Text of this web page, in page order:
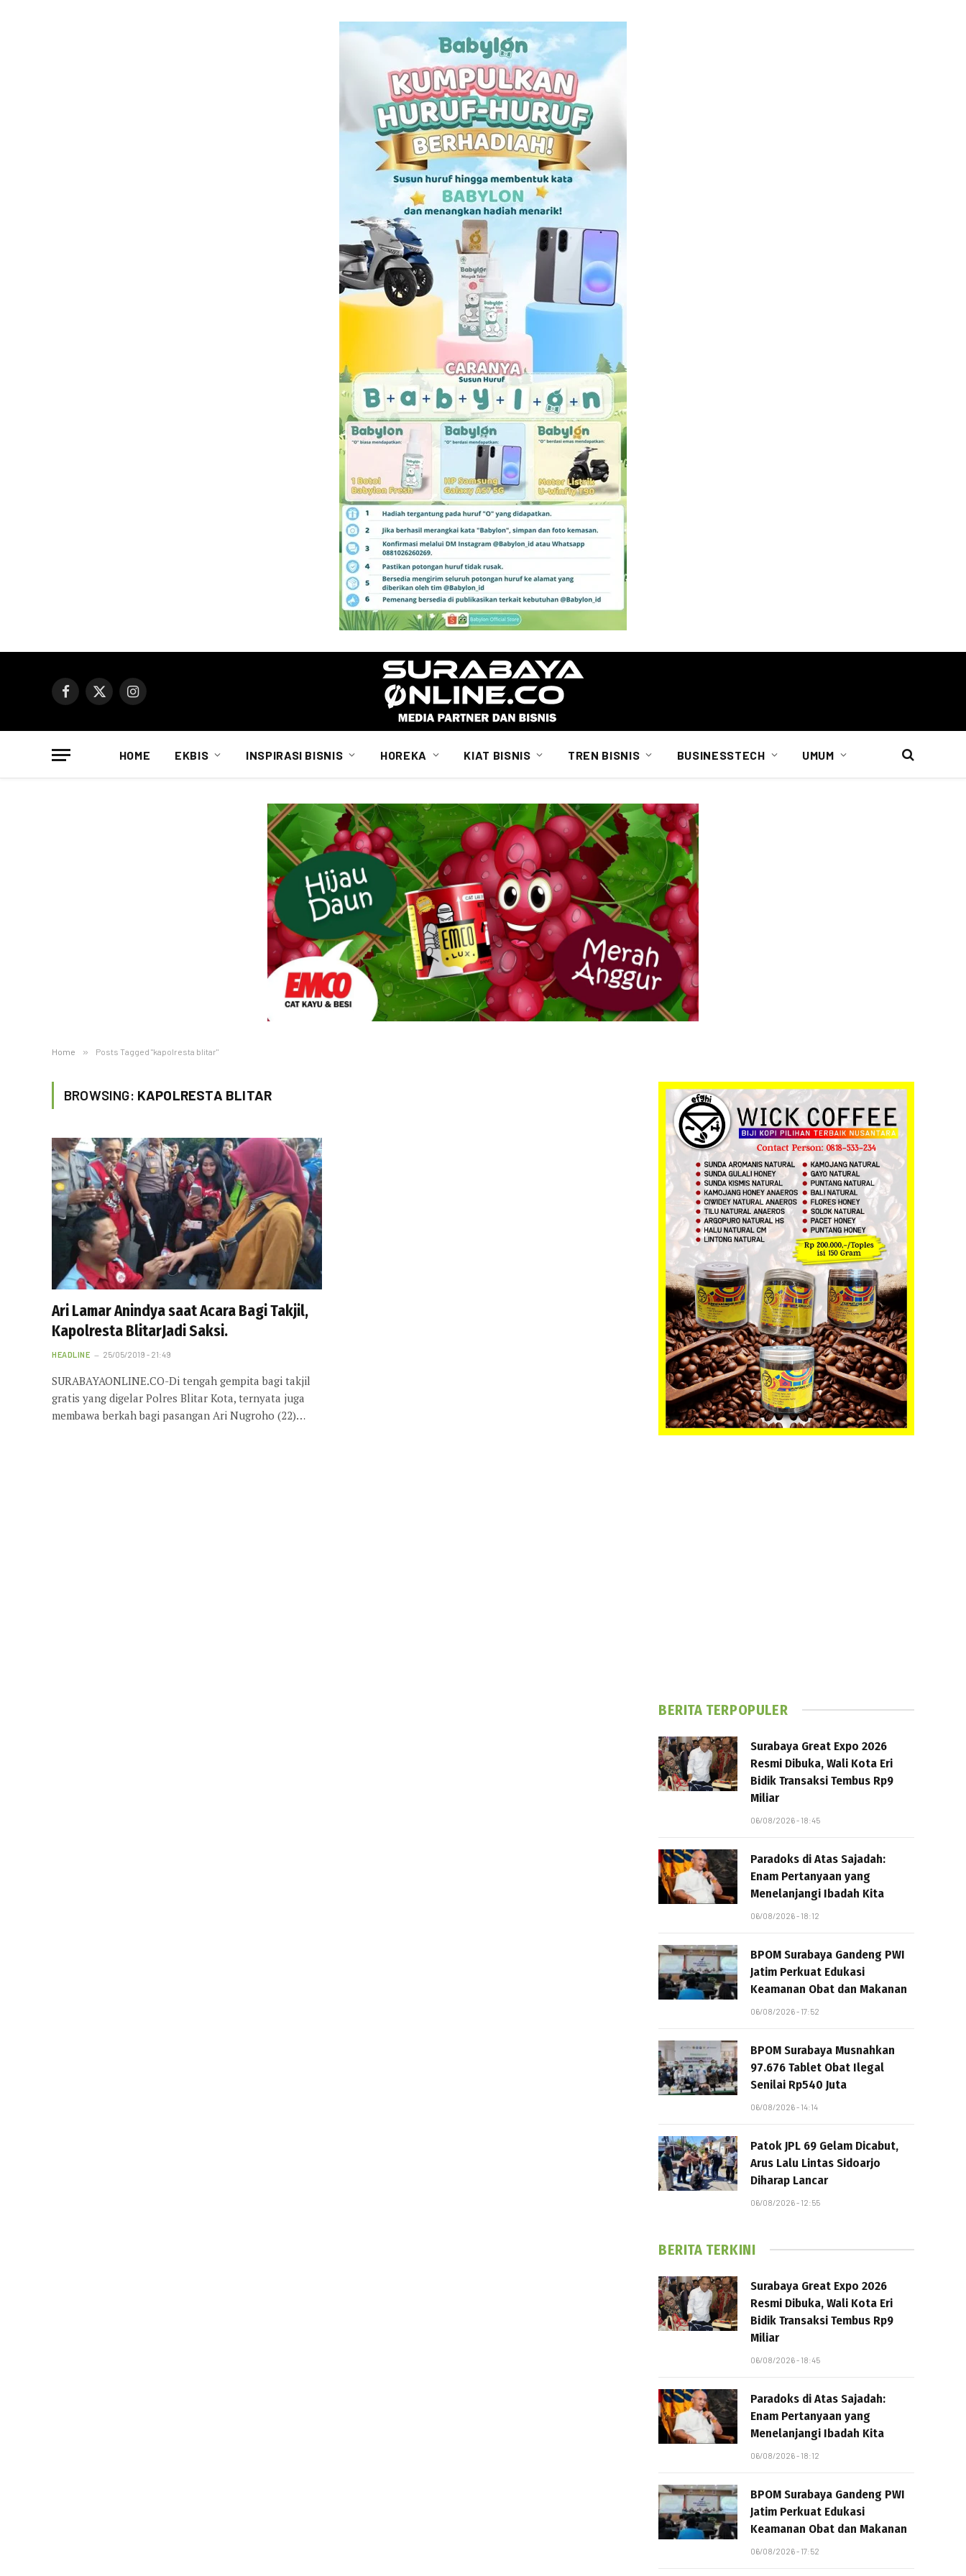
Facebook
X
Instagram
HOME EKBIS INSPIRASI BISNIS HOREKA KIAT BISNIS TREN BISNIS BUSINESSTECH UMUM
Home » Posts Tagged "kapolresta blitar"
BROWSING: KAPOLRESTA BLITAR
Ari Lamar Anindya saat Acara Bagi Takjil,
Kapolresta BlitarJadi Saksi.
HEADLINE 25/05/2019 - 21:49
SURABAYAONLINE.CO-Di tengah gempita bagi takjil
gratis yang digelar Polres Blitar Kota, ternyata juga
membawa berkah bagi pasangan Ari Nugroho (22)…
BERITA TERPOPULER
Surabaya Great Expo 2026
Resmi Dibuka, Wali Kota Eri
Bidik Transaksi Tembus Rp9
Miliar
06/08/2026 - 18:45
Paradoks di Atas Sajadah:
Enam Pertanyaan yang
Menelanjangi Ibadah Kita
06/08/2026 - 18:12
BPOM Surabaya Gandeng PWI
Jatim Perkuat Edukasi
Keamanan Obat dan Makanan
06/08/2026 - 17:52
BPOM Surabaya Musnahkan
97.676 Tablet Obat Ilegal
Senilai Rp540 Juta
06/08/2026 - 14:14
Patok JPL 69 Gelam Dicabut,
Arus Lalu Lintas Sidoarjo
Diharap Lancar
06/08/2026 - 12:55
BERITA TERKINI
Surabaya Great Expo 2026
Resmi Dibuka, Wali Kota Eri
Bidik Transaksi Tembus Rp9
Miliar
06/08/2026 - 18:45
Paradoks di Atas Sajadah:
Enam Pertanyaan yang
Menelanjangi Ibadah Kita
06/08/2026 - 18:12
BPOM Surabaya Gandeng PWI
Jatim Perkuat Edukasi
Keamanan Obat dan Makanan
06/08/2026 - 17:52